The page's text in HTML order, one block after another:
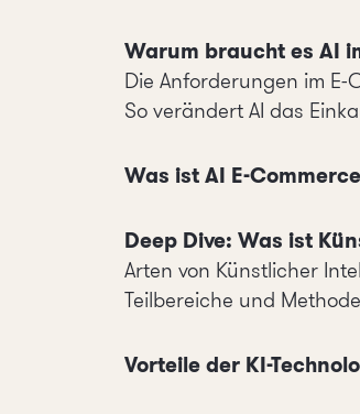
Warum braucht es AI
Die Anforderungen im E-
So verändert AI das
Was ist AI E-
Deep Dive: Was ist
Arten von Künstlicher
Teilbereiche und
Vorteile der KI-